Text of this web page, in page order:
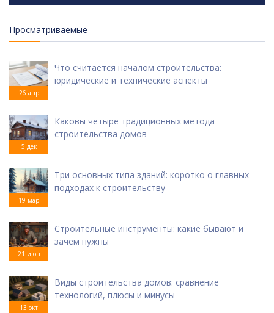
Просматриваемые
26 апр
Что считается началом строительства:
юридические и технические аспекты
5 дек
Каковы четыре традиционных метода
строительства домов
19 мар
Три основных типа зданий: коротко о главных
подходах к строительству
21 июн
Строительные инструменты: какие бывают и
зачем нужны
13 окт
Виды строительства домов: сравнение
технологий, плюсы и минусы